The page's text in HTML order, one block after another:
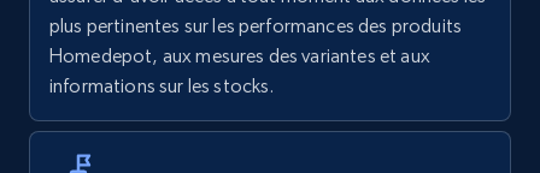
5.6K+
Walmart - products - Find new products by
plus pertinentes sur les performances des produits
Homedepot, aux mesures des variantes et aux
informations sur les stocks.